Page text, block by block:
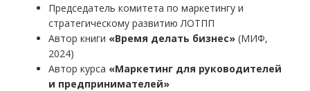
Председатель комитета по маркетингу и
стратегическому развитию ЛОТПП
Автор книги «Время делать бизнес» (МИФ,
2024)
Автор курса «Маркетинг для руководителей
и предпринимателей»